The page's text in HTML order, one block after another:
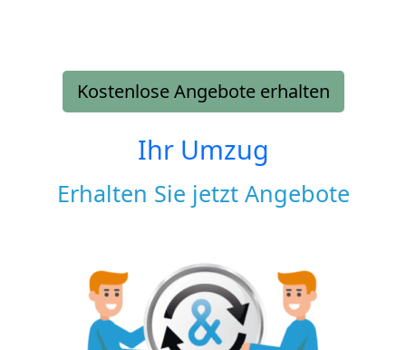
Kostenlose Angebote erhalten
Ihr Umzug
Erhalten Sie jetzt Angebote